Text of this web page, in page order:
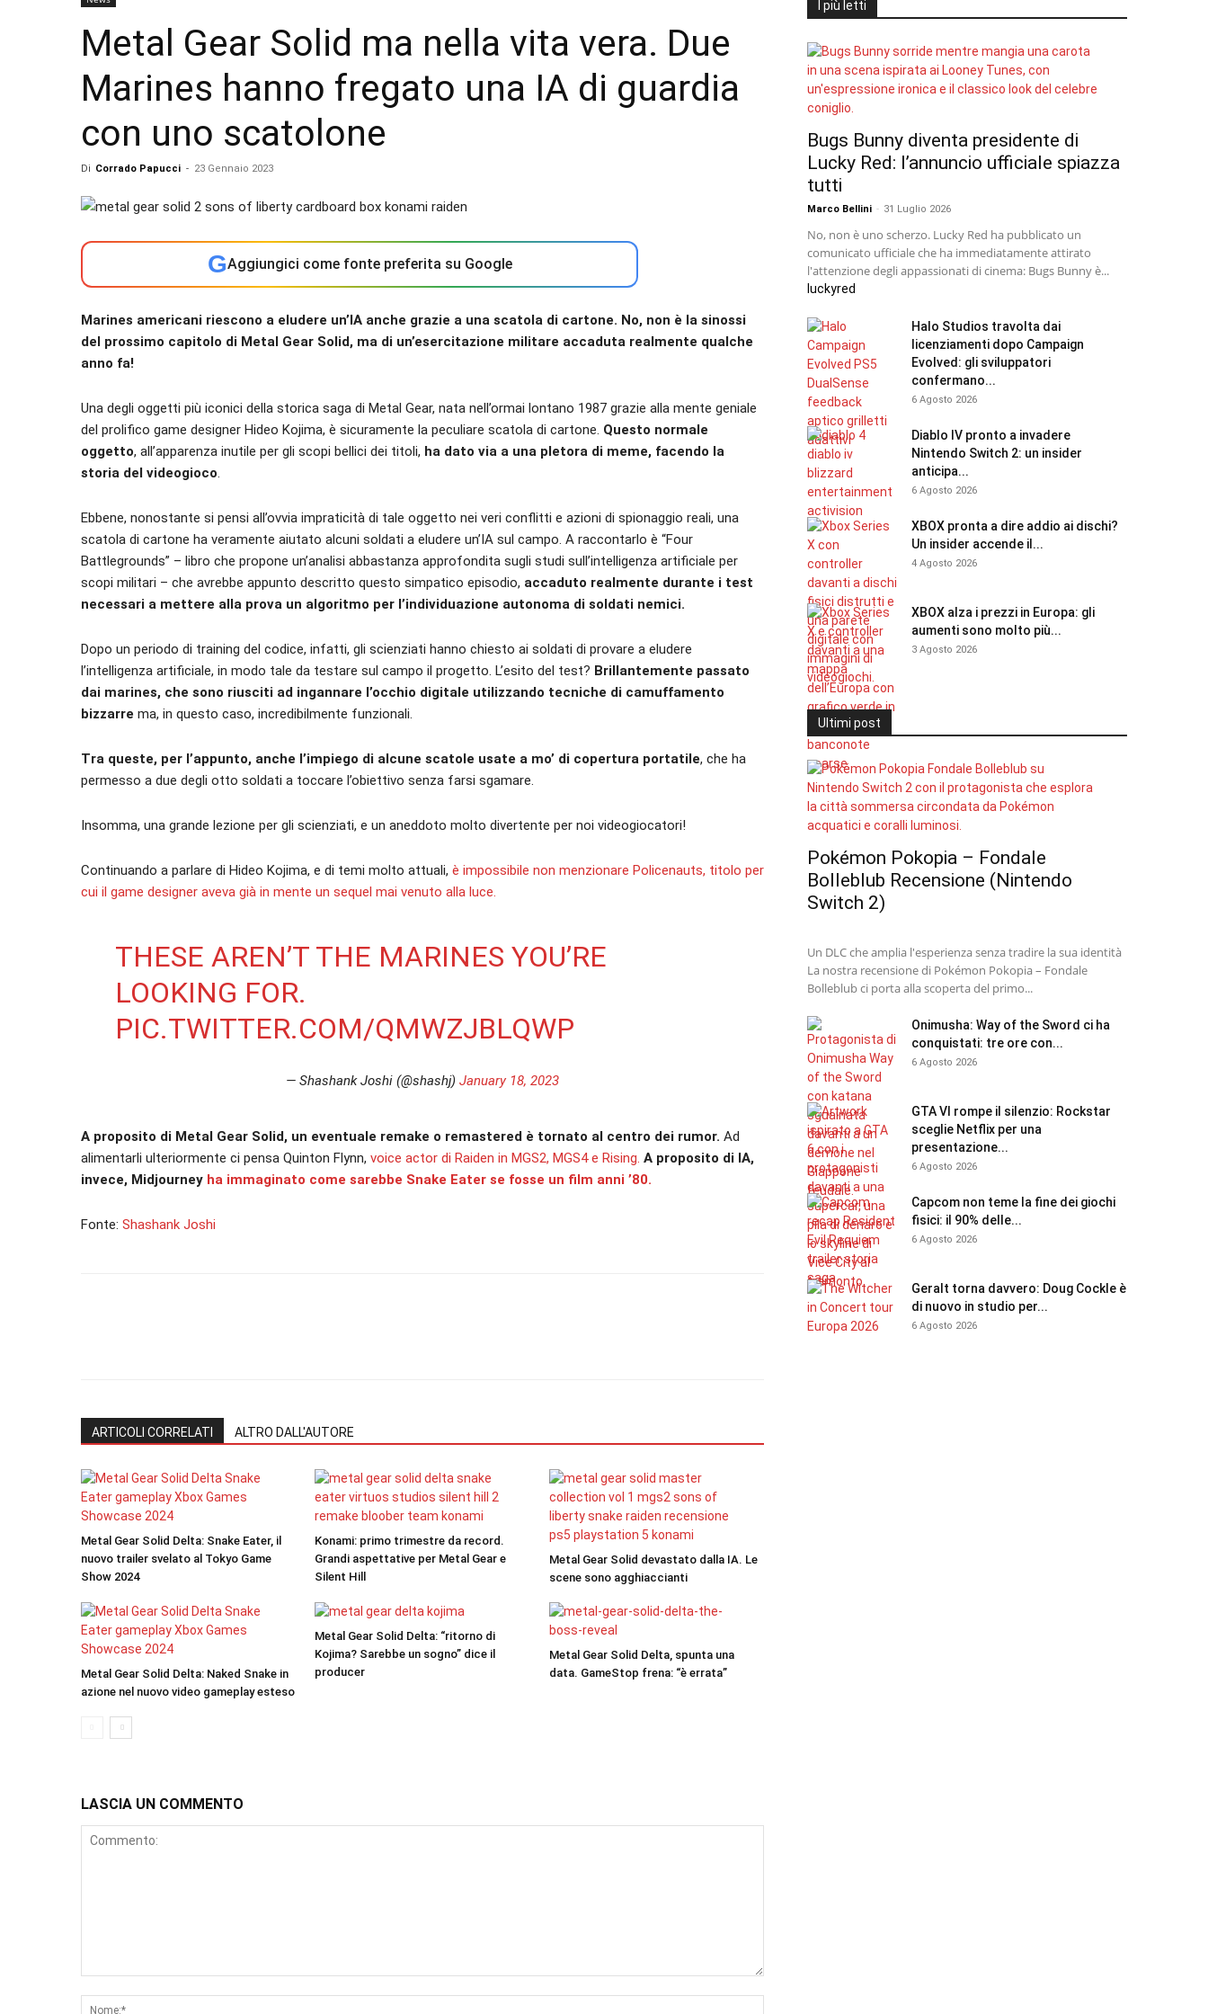
Metal Gear Solid ma nella vita vera. Due
Marines hanno fregato una IA di guardia
con uno scatolone
Di Corrado Papucci - 23 Gennaio 2023
GAggiungici come fonte preferita su Google
Marines americani riescono a eludere un’IA anche grazie a una scatola di cartone. No, non è la sinossi
del prossimo capitolo di Metal Gear Solid, ma di un’esercitazione militare accaduta realmente qualche
anno fa!
Una degli oggetti più iconici della storica saga di Metal Gear, nata nell’ormai lontano 1987 grazie alla mente geniale
del prolifico game designer Hideo Kojima, è sicuramente la peculiare scatola di cartone. Questo normale
oggetto, all’apparenza inutile per gli scopi bellici dei titoli, ha dato via a una pletora di meme, facendo la
storia del videogioco.
Ebbene, nonostante si pensi all’ovvia impraticità di tale oggetto nei veri conflitti e azioni di spionaggio reali, una
scatola di cartone ha veramente aiutato alcuni soldati a eludere un’IA sul campo. A raccontarlo è “Four
Battlegrounds” – libro che propone un’analisi abbastanza approfondita sugli studi sull’intelligenza artificiale per
scopi militari – che avrebbe appunto descritto questo simpatico episodio, accaduto realmente durante i test
necessari a mettere alla prova un algoritmo per l’individuazione autonoma di soldati nemici.
Dopo un periodo di training del codice, infatti, gli scienziati hanno chiesto ai soldati di provare a eludere
l’intelligenza artificiale, in modo tale da testare sul campo il progetto. L’esito del test? Brillantemente passato
dai marines, che sono riusciti ad ingannare l’occhio digitale utilizzando tecniche di camuffamento
bizzarre ma, in questo caso, incredibilmente funzionali.
Tra queste, per l’appunto, anche l’impiego di alcune scatole usate a mo’ di copertura portatile, che ha
permesso a due degli otto soldati a toccare l’obiettivo senza farsi sgamare.
Insomma, una grande lezione per gli scienziati, e un aneddoto molto divertente per noi videogiocatori!
Continuando a parlare di Hideo Kojima, e di temi molto attuali, è impossibile non menzionare Policenauts, titolo per
cui il game designer aveva già in mente un sequel mai venuto alla luce.
THESE AREN’T THE MARINES YOU’RE
LOOKING FOR.
PIC.TWITTER.COM/QMWZJBLQWP
— Shashank Joshi (@shashj) January 18, 2023
A proposito di Metal Gear Solid, un eventuale remake o remastered è tornato al centro dei rumor. Ad
alimentarli ulteriormente ci pensa Quinton Flynn, voice actor di Raiden in MGS2, MGS4 e Rising. A proposito di IA,
invece, Midjourney ha immaginato come sarebbe Snake Eater se fosse un film anni ’80.
Fonte: Shashank Joshi
ARTICOLI CORRELATI ALTRO DALL'AUTORE
Metal Gear Solid Delta: Snake Eater, il
nuovo trailer svelato al Tokyo Game
Show 2024
Konami: primo trimestre da record.
Grandi aspettative per Metal Gear e
Silent Hill
Metal Gear Solid devastato dalla IA. Le
scene sono agghiaccianti
Metal Gear Solid Delta: Naked Snake in
azione nel nuovo video gameplay esteso
Metal Gear Solid Delta: “ritorno di
Kojima? Sarebbe un sogno” dice il
producer
Metal Gear Solid Delta, spunta una
data. GameStop frena: “è errata”
LASCIA UN COMMENTO
I più letti
Bugs Bunny diventa presidente di
Lucky Red: l’annuncio ufficiale spiazza
tutti
Marco Bellini - 31 Luglio 2026
No, non è uno scherzo. Lucky Red ha pubblicato un
comunicato ufficiale che ha immediatamente attirato
l'attenzione degli appassionati di cinema: Bugs Bunny è...
luckyred
Halo Studios travolta dai
licenziamenti dopo Campaign
Evolved: gli sviluppatori
confermano...
6 Agosto 2026
Diablo IV pronto a invadere
Nintendo Switch 2: un insider
anticipa...
6 Agosto 2026
XBOX pronta a dire addio ai dischi?
Un insider accende il...
4 Agosto 2026
XBOX alza i prezzi in Europa: gli
aumenti sono molto più...
3 Agosto 2026
Ultimi post
Pokémon Pokopia – Fondale
Bolleblub Recensione (Nintendo
Switch 2)
Un DLC che amplia l'esperienza senza tradire la sua identità
La nostra recensione di Pokémon Pokopia – Fondale
Bolleblub ci porta alla scoperta del primo...
Onimusha: Way of the Sword ci ha
conquistati: tre ore con...
6 Agosto 2026
GTA VI rompe il silenzio: Rockstar
sceglie Netflix per una
presentazione...
6 Agosto 2026
Capcom non teme la fine dei giochi
fisici: il 90% delle...
6 Agosto 2026
Geralt torna davvero: Doug Cockle è
di nuovo in studio per...
6 Agosto 2026